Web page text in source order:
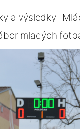
a výsledky
mladých